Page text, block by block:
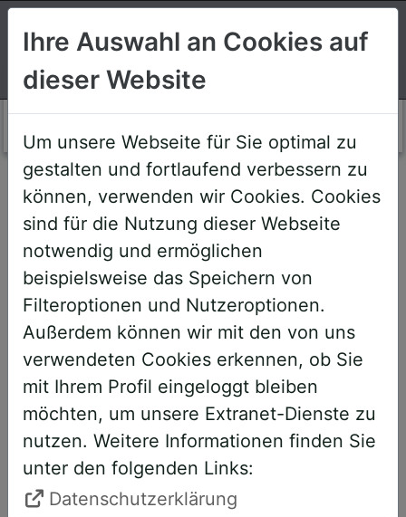
Willkommen!
Sehr geehrte Teilnehmerinnen und
Teilnehmer,
um Ihnen zukünftige Buchungen zu
erleichtern, haben wir unser System
umstrukturiert und den AWS+-Account
entsprechend angepasst. Bitte führen
Sie daher folgende Schritte durch,
wenn Sie diesen Text zum ersten Mal
sehen, um weiterhin vollen Zugriff zu
Ihre Auswahl an Cookies auf
dieser Website
Um unsere Webseite für Sie optimal zu
gestalten und fortlaufend verbessern zu
können, verwenden wir Cookies. Cookies
sind für die Nutzung dieser Webseite
notwendig und ermöglichen
beispielsweise das Speichern von
Filteroptionen und Nutzeroptionen.
Außerdem können wir mit den von uns
verwendeten Cookies erkennen, ob Sie
mit Ihrem Profil eingeloggt bleiben
möchten, um unsere Extranet-Dienste zu
nutzen. Weitere Informationen finden Sie
unter den folgenden Links:
Datenschutzerklärung